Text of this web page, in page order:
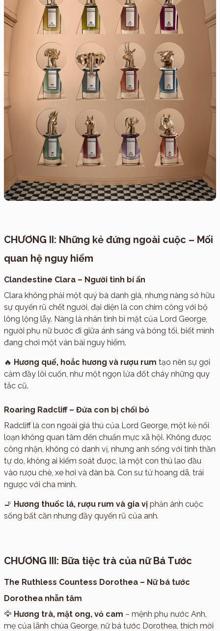
CHƯƠNG II: Những kẻ đứng ngoài cuộc – Mối
quan hệ nguy hiểm
Clandestine Clara – Người tình bí ẩn
Clara không phải một quý bà danh giá, nhưng nàng sở hữu
sự quyến rũ chết người, đại diện là con chim công với bộ
lông lộng lẫy. Nàng là nhân tình bí mật của Lord George,
người phụ nữ bước đi giữa ánh sáng và bóng tối, biết mình
đang chơi một ván bài nguy hiểm.
🔥 Hương quế, hoắc hương và rượu rum tạo nên sự gợi
cảm đầy lôi cuốn, như một ngọn lửa đốt cháy những quy
tắc cũ.
Roaring Radcliff – Đứa con bị chối bỏ
Radcliff là con ngoài giá thú của Lord George, một kẻ nổi
loạn không quan tâm đến chuẩn mực xã hội. Không được
công nhận, không có danh vị, nhưng anh sống với tinh thần
tự do, không ai kiểm soát được, là một con thú lao đầu
vào rượu chè, xe hơi và đàn bà. Con sư tử hoang dã, trái
ngược với cha mình.
🚬 Hương thuốc lá, rượu rum và gia vị phản ánh cuộc
sống bất cần nhưng đầy quyến rũ của anh.
CHƯƠNG III: Bữa tiệc trà của nữ Bá Tước
The Ruthless Countess Dorothea – Nữ bá tước
Dorothea nhẫn tâm
🦅 Hương trà, mật ong, vỏ cam – mệnh phụ nước Anh,
mẹ của lãnh chúa George, nữ bá tước Dorothea, thích mời